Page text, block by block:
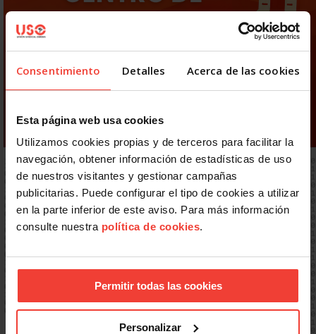
Consentimiento Detalles Acerca de las cookies
Esta página web usa cookies
Utilizamos cookies propias y de terceros para facilitar la
navegación, obtener información de estadísticas de uso
de nuestros visitantes y gestionar campañas
publicitarias. Puede configurar el tipo de cookies a utilizar
en la parte inferior de este aviso. Para más información
consulte nuestra política de cookies.
Permitir todas las cookies
Personalizar